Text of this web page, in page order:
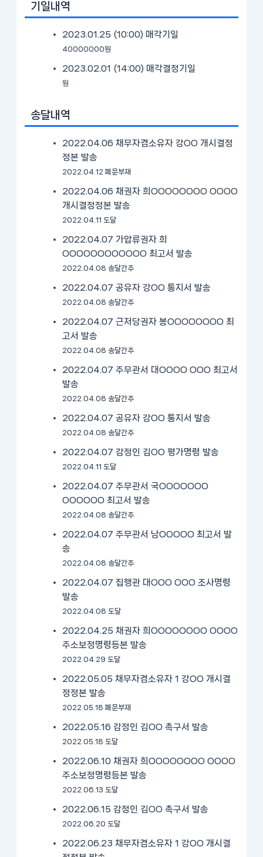
기일내역
2023.01.25 (10:00) 매각기일
40000000원
2023.02.01 (14:00) 매각결정기일
원
송달내역
2022.04.06 채무자겸소유자 강OO 개시결정
정본 발송
2022.04.12 폐문부재
2022.04.06 채권자 희OOOOOOOO OOOO
개시결정정본 발송
2022.04.11 도달
2022.04.07 가압류권자 희
OOOOOOOOOOOO 최고서 발송
2022.04.08 송달간주
2022.04.07 공유자 강OO 통지서 발송
2022.04.08 송달간주
2022.04.07 근저당권자 봉OOOOOOOO 최
고서 발송
2022.04.08 송달간주
2022.04.07 주무관서 대OOOO OOO 최고서
발송
2022.04.08 송달간주
2022.04.07 공유자 강OO 통지서 발송
2022.04.08 송달간주
2022.04.07 감정인 김OO 평가명령 발송
2022.04.11 도달
2022.04.07 주무관서 국OOOOOOO
OOOOOO 최고서 발송
2022.04.08 송달간주
2022.04.07 주무관서 남OOOOO 최고서 발
송
2022.04.08 송달간주
2022.04.07 집행관 대OOO OOO 조사명령
발송
2022.04.08 도달
2022.04.25 채권자 희OOOOOOOO OOOO
주소보정명령등본 발송
2022.04.29 도달
2022.05.05 채무자겸소유자 1 강OO 개시결
정정본 발송
2022.05.18 폐문부재
2022.05.16 감정인 김OO 촉구서 발송
2022.05.18 도달
2022.06.10 채권자 희OOOOOOOO OOOO
주소보정명령등본 발송
2022.06.13 도달
2022.06.15 감정인 김OO 촉구서 발송
2022.06.20 도달
2022.06.23 채무자겸소유자 1 강OO 개시결